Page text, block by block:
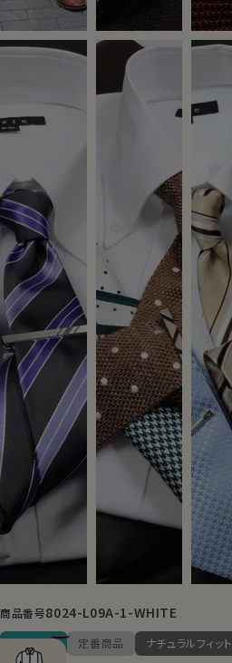
商品番号8024-L09A-1-WHITE
送料無料 定番商品 ナチュラルフィット